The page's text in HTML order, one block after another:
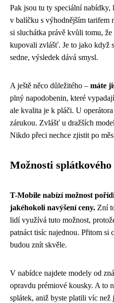
Pak jsou tu ty speciální nabídky,
v balíčku s výhodnějším tarifem
si sluchátka právě kvůli tomu,
kupovali zvlášť. Je to jako když
sedne, výsledek dává smysl.
A ještě něco důležitého – máte
plný napodobenin, které
ale kvalita je k pláči. U
zárukou. Zvlášť u dražších
Nikdo přeci nechce zjistit po
Možnosti
T-Mobile nabízí možnost
jakéhokoli navýšení ceny. Zní
lidí využívá tuto možnost,
patnáct tisíc najednou. Přitom si
budou znít skvěle.
V nabídce najdete modely od
opravdu prémiové kousky. A to
splátek, aniž byste platili víc než